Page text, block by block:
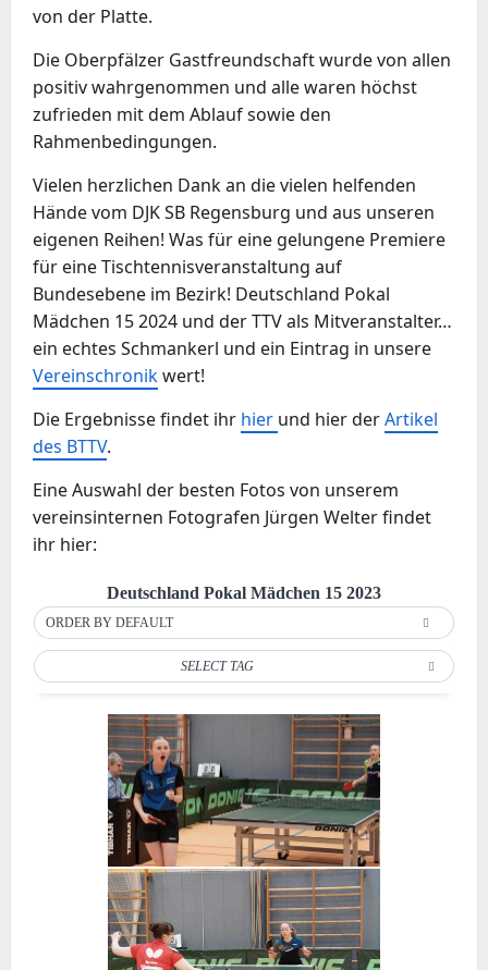
von der Platte.
Die Oberpfälzer Gastfreundschaft wurde von allen
positiv wahrgenommen und alle waren höchst
zufrieden mit dem Ablauf sowie den
Rahmenbedingungen.
Vielen herzlichen Dank an die vielen helfenden
Hände vom DJK SB Regensburg und aus unseren
eigenen Reihen! Was für eine gelungene Premiere
für eine Tischtennisveranstaltung auf
Bundesebene im Bezirk! Deutschland Pokal
Mädchen 15 2024 und der TTV als Mitveranstalter…
ein echtes Schmankerl und ein Eintrag in unsere
Vereinschronikwert!
Die Ergebnisse findet ihr hier und hier derArtikel
des BTTV.
Eine Auswahl der besten Fotos von unserem
vereinsinternen Fotografen Jürgen Welter findet
ihr hier:
Deutschland Pokal Mädchen 15 2023
ORDER BY DEFAULT
SELECT TAG